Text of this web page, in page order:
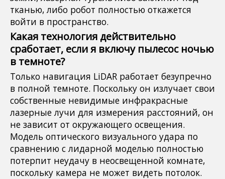
тканью, либо робот полностью откажется
войти в пространство.
Какая технология действительно
сработает, если я включу пылесос ночью
в темноте?
Только навигация LiDAR работает безупречно
в полной темноте. Поскольку он излучает свои
собственные невидимые инфракрасные
лазерные лучи для измерения расстояний, он
не зависит от окружающего освещения.
Модель оптического визуального удара по
сравнению с лидарной моделью полностью
потерпит неудачу в неосвещенной комнате,
поскольку камера не может видеть потолок.